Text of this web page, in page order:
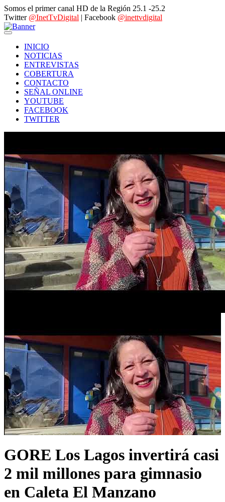
Somos el primer canal HD de la Región 25.1 -25.2
Twitter @InetTvDigital | Facebook @inettvdigital
INICIO
NOTICIAS
ENTREVISTAS
COBERTURA
CONTACTO
SEÑAL ONLINE
YOUTUBE
FACEBOOK
TWITTER
GORE Los Lagos invertirá casi
2 mil millones para gimnasio
en Caleta El Manzano